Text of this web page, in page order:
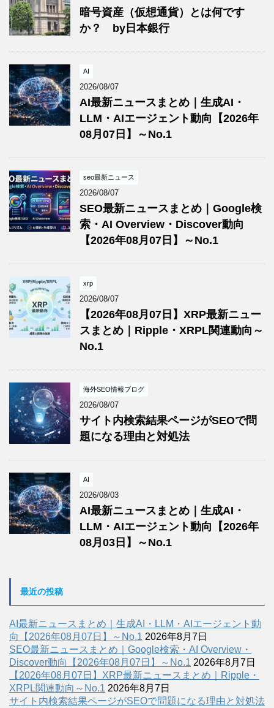
暗号資産（仮想通貨）とは何です
か？ by日本銀行
AI
2026/08/07
AI最新ニュースまとめ｜生成AI・
LLM・AIエージェント動向【2026年
08月07日】～No.1
seo最新ニュース
2026/08/07
SEO最新ニュースまとめ｜Google検
索・AI Overview・Discover動向
【2026年08月07日】～No.1
xrp
2026/08/07
【2026年08月07日】XRP最新ニュー
スまとめ｜Ripple・XRPL関連動向～
No.1
海外SEO情報ブログ
2026/08/07
サイト内検索結果ページがSEOで問
題になる理由と対処法
AI
2026/08/03
AI最新ニュースまとめ｜生成AI・
LLM・AIエージェント動向【2026年
08月03日】～No.1
最近の投稿
AI最新ニュースまとめ｜生成AI・LLM・AIエージェント動
向【2026年08月07日】～No.1 2026年8月7日
SEO最新ニュースまとめ｜Google検索・AI Overview・
Discover動向【2026年08月07日】～No.1 2026年8月7日
【2026年08月07日】XRP最新ニュースまとめ｜Ripple・
XRPL関連動向～No.1 2026年8月7日
サイト内検索結果ページがSEOで問題になる理由と対処法